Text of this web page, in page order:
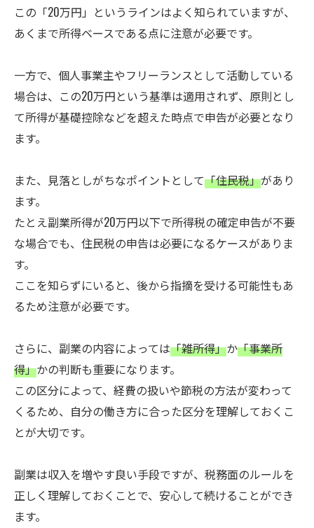
この「20万円」というラインはよく知られていますが、
あくまで所得ベースである点に注意が必要です。
一方で、個人事業主やフリーランスとして活動している
場合は、この20万円という基準は適用されず、原則とし
て所得が基礎控除などを超えた時点で申告が必要となり
ます。
また、見落としがちなポイントとして「住民税」があり
ます。
たとえ副業所得が20万円以下で所得税の確定申告が不要
な場合でも、住民税の申告は必要になるケースがありま
す。
ここを知らずにいると、後から指摘を受ける可能性もあ
るため注意が必要です。
さらに、副業の内容によっては「雑所得」か「事業所
得」かの判断も重要になります。
この区分によって、経費の扱いや節税の方法が変わって
くるため、自分の働き方に合った区分を理解しておくこ
とが大切です。
副業は収入を増やす良い手段ですが、税務面のルールを
正しく理解しておくことで、安心して続けることができ
ます。